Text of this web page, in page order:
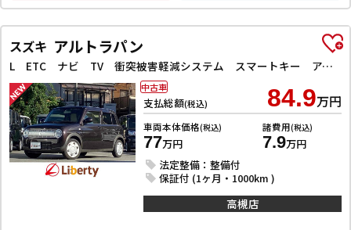
スズキ アルトラパン
L ETC ナビ TV 衝突被害軽減システム スマートキー アイドリングストップ 電動格納ミラー シートヒーター ベンチシート CVT 盗難防止システム ABS ESC CD 衝突安全ボディ エアコン
支払総額(税込) 84.9万円
車両本体価格(税込)
77万円
諸費用(税込)
7.9万円
法定整備：整備付
保証付 (1ヶ月・1000km )
中古車
高槻店